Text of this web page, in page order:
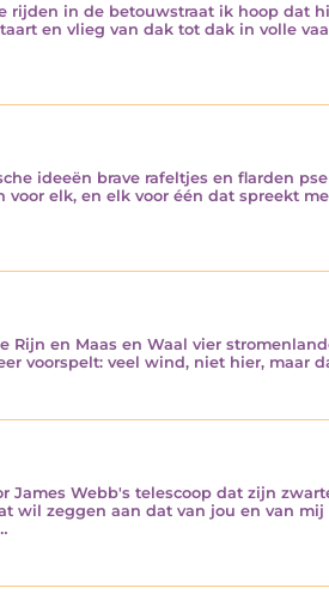
rijden in de betouwstraat ik hoop dat
en vlieg van dak tot dak in volle
ideeën brave rafeltjes en flarden
elk, en elk voor één dat spreekt
Rijn en Maas en Waal vier
voorspelt: veel wind, niet hier, maar
Webb's telescoop dat zijn
wil zeggen aan dat van jou en van